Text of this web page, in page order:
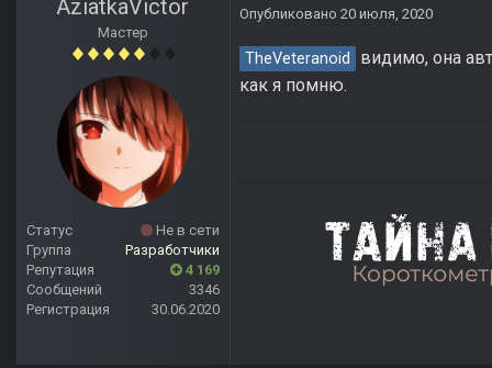
AziatkaVictor
Мастер
Статус
Не в сети
Группа
Разработчики
Репутация
4 169
Сообщений
3346
Регистрация
30.06.2020
Опубликовано 20 июля, 2020
TheVeteranoid
видимо, она
как я помню.